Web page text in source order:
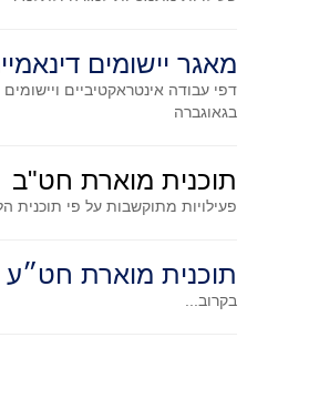
מאגר יישומים
דפי עבודה אינטראקטיביים ויישומים
בגאוגברה
תוכנית מוארת חט"ב
פעילויות מתוקשבות על פי תוכנית
תוכנית מוארת חט״ע
בקרוב...